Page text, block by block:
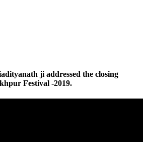
ji addressed the closing
Festival -2019.